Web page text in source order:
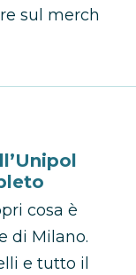
sul merch
cosa è
di Milano.
e tutto il